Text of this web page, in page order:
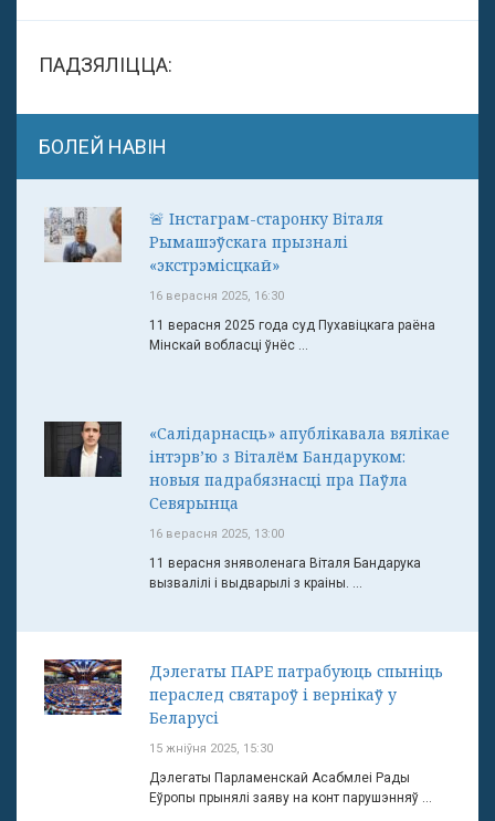
ПАДЗЯЛІЦЦА:
БОЛЕЙ НАВІН
🚨 Інстаграм-старонку Віталя
Рымашэўскага прызналі
«экстрэмісцкай»
16 верасня 2025, 16:30
11 верасня 2025 года суд Пухавіцкага раёна
Мінскай вобласці ўнёс ...
«Салідарнасць» апублікавала вялікае
інтэрв’ю з Віталём Бандаруком:
новыя падрабязнасці пра Паўла
Севярынца
16 верасня 2025, 13:00
11 верасня зняволенага Віталя Бандарука
вызвалілі і выдварылі з краіны. ...
Дэлегаты ПАРЕ патрабуюць спыніць
пераслед святароў і вернікаў у
Беларусі
15 жніўня 2025, 15:30
Дэлегаты Парламенскай Асабмлеі Рады
Еўропы прынялі заяву на конт парушэнняў ...